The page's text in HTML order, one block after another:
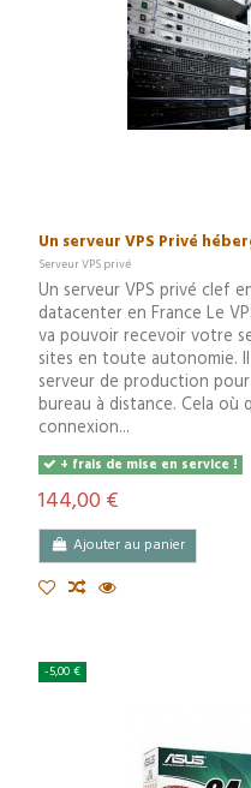
Un serveur VPS Privé
Serveur VPS privé
Un serveur VPS privé clef
datacenter en France Le
va pouvoir recevoir votre
sites en toute autonomie.
serveur de production
bureau à distance. Cela où
connexion...
+ frais de mise en service !
144,00 €
Ajouter au panier
-5,00 €